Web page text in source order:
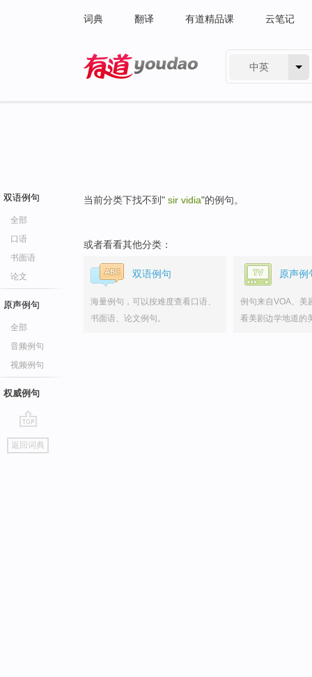
词典 翻译 有道精品课 云笔记
中英
双语例句
全部
口语
书面语
论文
原声例句
全部
音频例句
视频例句
权威例句
go
top
返回词典
当前分类下找不到" sir vidia"的例句。
或者看看其他分类：
双语例句
海量例句，可以按难度查看口语、
书面语、论文例句。
原声例
例句来自VOA、美
看美剧边学地道的